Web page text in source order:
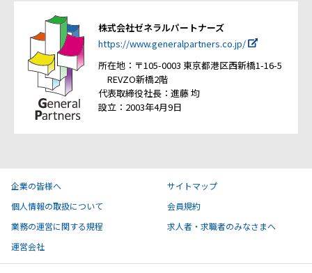
株式会社ゼネラルパートナーズ
https://www.generalpartners.co.jp/
所在地：〒105-0003 東京都港区西新橋1-16-5
REVZO新橋2階
代表取締役社長：進藤 均
設立：2003年4月9日
企業の皆様へ
サイトマップ
個人情報の取扱について
会員規約
業務の運営に関する規程
求人者・求職者のみなさまへ
運営会社